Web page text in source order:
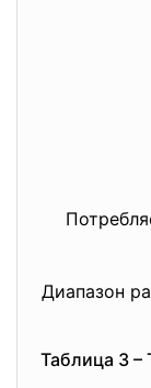
Диапазон
Таблица 3 –